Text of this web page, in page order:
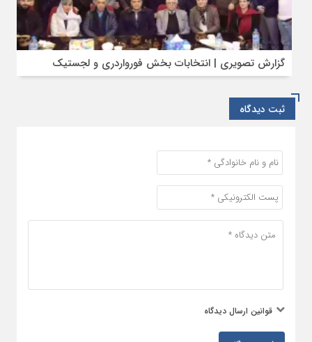
گزارش تصویری | انتخابات بخش فورواردری و لجستیک
ثبت دیدگاه
قوانین ارسال دیدگاه